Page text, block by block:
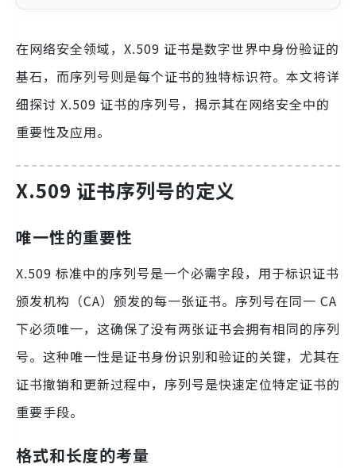
在网络安全领域，X.509 证书是数字世界中身份验证的
基石，而序列号则是每个证书的独特标识符。本文将详
细探讨 X.509 证书的序列号，揭示其在网络安全中的
重要性及应用。
X.509 证书序列号的定义
唯一性的重要性
X.509 标准中的序列号是一个必需字段，用于标识证书
颁发机构（CA）颁发的每一张证书。序列号在同一 CA
下必须唯一，这确保了没有两张证书会拥有相同的序列
号。这种唯一性是证书身份识别和验证的关键，尤其在
证书撤销和更新过程中，序列号是快速定位特定证书的
重要手段。
格式和长度的考量